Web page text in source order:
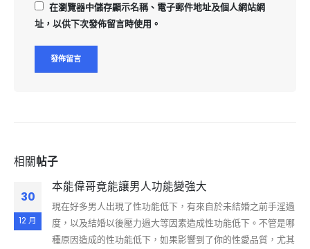
在瀏覽器中儲存顯示名稱、電子郵件地址及個人網站網
址，以供下次發佈留言時使用。
相關帖子
30
12 月
本能偉哥竟能讓男人功能變強大
現在好多男人出現了性功能低下，有來自於未結婚之前手淫過
度，以及結婚以後壓力過大等因素造成性功能低下。不管是哪
種原因造成的性功能低下，如果影響到了你的性愛品質，尤其